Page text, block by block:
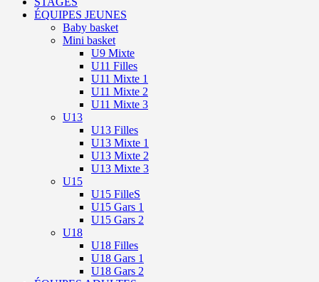
ÉQUIPES JEUNES
Baby basket
Mini basket
U9 Mixte
U11 Filles
U11 Mixte 1
U11 Mixte 2
U11 Mixte 3
U13
U13 Filles
U13 Mixte 1
U13 Mixte 2
U13 Mixte 3
U15
U15 FilleS
U15 Gars 1
U15 Gars 2
U18
U18 Filles
U18 Gars 1
U18 Gars 2